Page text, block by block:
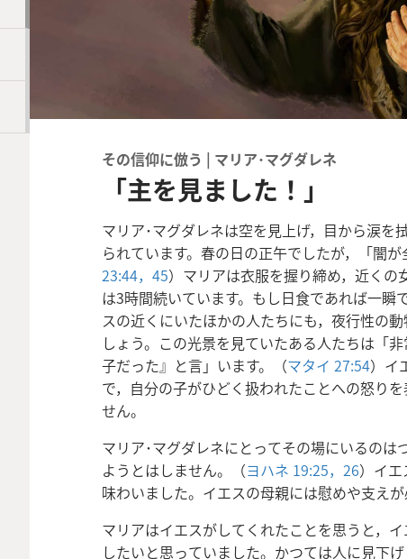
その信仰に倣う | マリア･マグダレネ
「主を見ました！」
マリア･マグダレネは空を見上げ，目から涙を
られています。春の日の正午でしたが，「闇
23:44，45）マリアは衣服を握り締め，近くの
は3時間続いています。もし日食であれば一瞬
スの近くにいたほかの人たちにも，夜行性の
しょう。この光景を見ていたある人たちは「
子だった』と言」います。（マタイ 27:54）イ
で，自分の子がひどく扱われたことへの怒り
せん。
マリア･マグダレネにとってその場にいるのは
ようとはしません。（ヨハネ 19:25，26）イ
味わいました。イエスの母親には慰めや支えが
マリアはイエスがしてくれたことを思うと，
したいと思っていました。かつては人に見下